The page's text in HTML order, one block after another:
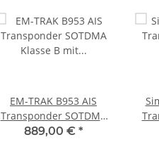
EM-TRAK B953 AIS
Transponder SOTDMA
Klasse B mit
889,00 € *